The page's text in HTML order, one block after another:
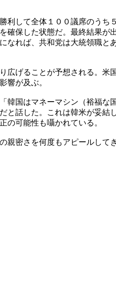
して全体１００議席のうち
保した状態だ。最終結果が
なれば、共和党は大統領職と
広げることが予想される。米
響が及ぶ。
韓国はマネーマシン（裕福な
と話した。これは韓米が妥結
の可能性も囁かれている。
親密さを何度もアピールして